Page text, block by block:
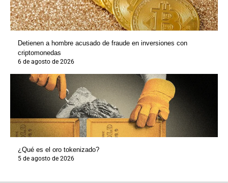
Detienen a hombre acusado de fraude en inversiones con
criptomonedas
6 de agosto de 2026
¿Qué es el oro tokenizado?
5 de agosto de 2026